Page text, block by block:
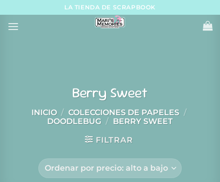
to
content
LA TIENDA DE SCRAPBOOK
Berry Sweet
INICIO / COLECCIONES DE PAPELES /
DOODLEBUG / BERRY SWEET
FILTRAR